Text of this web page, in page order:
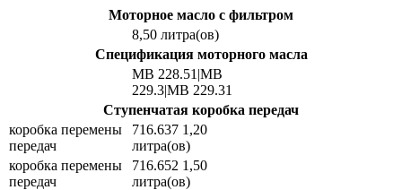
Моторное масло с фильтром
8,50 литра(ов)
Спецификация моторного масла
MB 228.51|MB
229.3|MB 229.31
Ступенчатая коробка передач
коробка перемены
передач
716.637 1,20
литра(ов)
коробка перемены
передач
716.652 1,50
литра(ов)